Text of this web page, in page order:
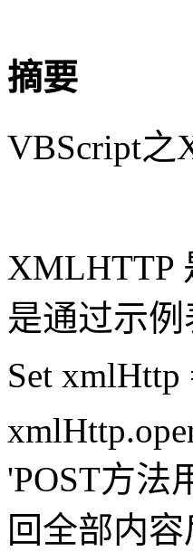
摘要
VBScript之
XMLHTTP
是通过示
Set
'POST方法
回全部内